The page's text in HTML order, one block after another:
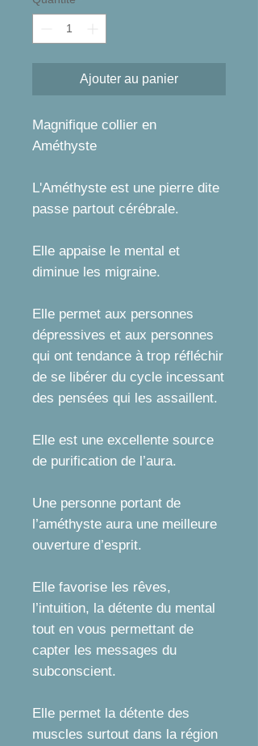
Ajouter au panier
Magnifique collier en
Améthyste
L'Améthyste est une pierre dite
passe partout cérébrale.
Elle appaise le mental et
diminue les migraine.
Elle permet aux personnes
dépressives et aux personnes
qui ont tendance à trop réfléchir
de se libérer du cycle incessant
des pensées qui les assaillent.
Elle est une excellente source
de purification de l’aura.
Une personne portant de
l’améthyste aura une meilleure
ouverture d’esprit.
Elle favorise les rêves,
l’intuition, la détente du mental
tout en vous permettant de
capter les messages du
subconscient.
Elle permet la détente des
muscles surtout dans la région